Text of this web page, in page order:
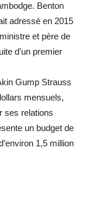
Benton
adressé en 2015
et père de
d’un premier
Gump Strauss
mensuels,
ses relations
un budget de
1,5 million